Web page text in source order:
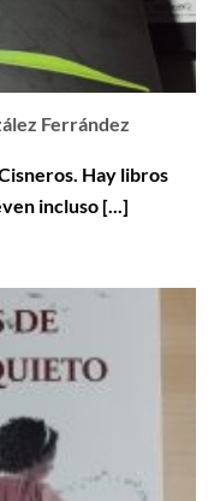
Ferrández
Hay libros
incluso [...]